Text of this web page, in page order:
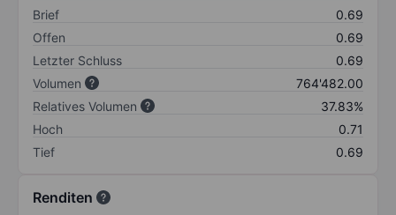
Brief
0.69
Offen
0.69
Letzter Schluss
0.69
Volumen
764'482.00
Relatives Volumen
37.83%
Hoch
0.71
Tief
0.69
Renditen